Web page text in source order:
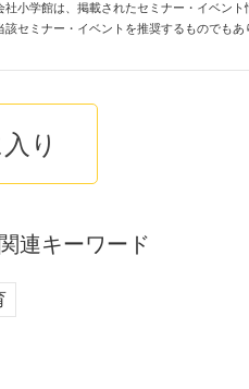
社小学館は、掲載されたセミナー・イベン
該セミナー・イベントを推奨するものでもあ
り
連キーワード